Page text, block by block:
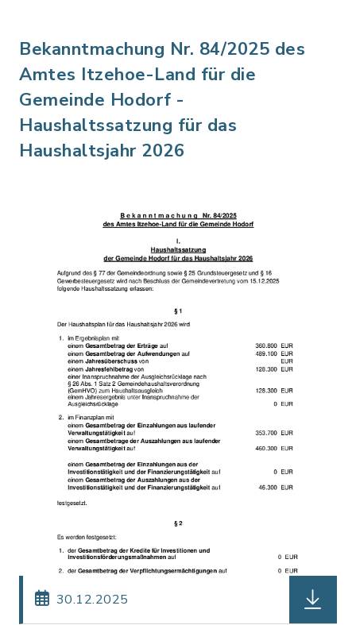
Bekanntmachung Nr. 84/2025 des
Amtes Itzehoe-Land für die
Gemeinde Hodorf -
Haushaltssatzung für das
Haushaltsjahr 2026
30.12.2025